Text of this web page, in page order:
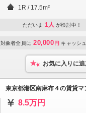
1R / 17.5m²
ただいま 1人 が検討中！
対象者全員に 20,000 円 キャッシ
お気に入りに追
東京都港区南麻布４の賃貸マ
8.5万円